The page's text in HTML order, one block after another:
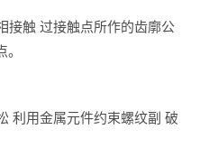
接触 过接触点所作的齿廓公
利用金属元件约束螺纹副 破